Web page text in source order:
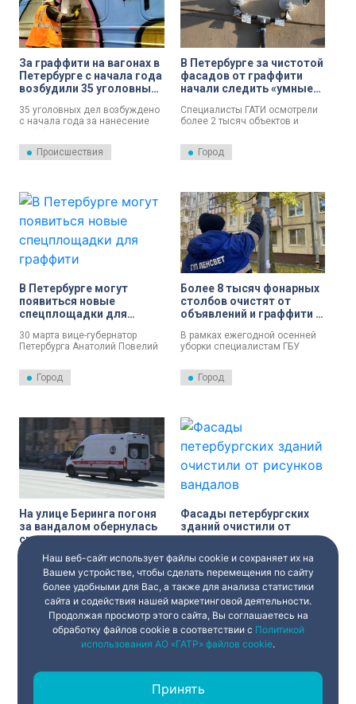
За граффити на вагонах в
Петербурге с начала года
возбудили 35 уголовных
35 уголовных дел возбуждено
с начала года за нанесение
граффити на транспорт РЖД.
Вандалы раскрасили 41 вагон
пригородных поездов.
Происшествия
В Петербурге за чистотой
фасадов от граффити
начали следить «умные
Специалисты ГАТИ осмотрели
более 2 тысяч объектов и
в рамках «Недели частоты».
Город
В Петербурге могут
появиться новые
спецплощадки для
30 марта вице-губернатор
Петербурга Анатолий Повелий
межведомственной комиссии,
которое посвятили граффити.
Город
Более 8 тысяч фонарных
столбов очистят от
объявлений и граффити в
В рамках ежегодной осенней
уборки специалистам ГБУ
от объявлений и граффити
более 8 тысяч опор и 120
Город
На улице Беринга погоня
за вандалом обернулась
смертью для охранника
Росгвардия задержала
петербуржца, который
посчитал одно из зданий на
Васильевском острове
холстом для рисования.
Происшествия
Фасады петербургских
зданий очистили от
рисунков вандалов
За прошлую неделю фасады
петербургских зданий
очистили от 132 граффити.
Город
Наш веб-сайт использует файлы cookie и сохраняет их на
Вашем устройстве, чтобы сделать перемещения по сайту
более удобными для Вас, а также для анализа статистики
сайта и содействия нашей маркетинговой деятельности.
Продолжая просмотр этого сайта, Вы соглашаетесь на
обработку файлов cookie в соответствии с Политикой
использования АО «ГАТР» файлов cookie.
Принять